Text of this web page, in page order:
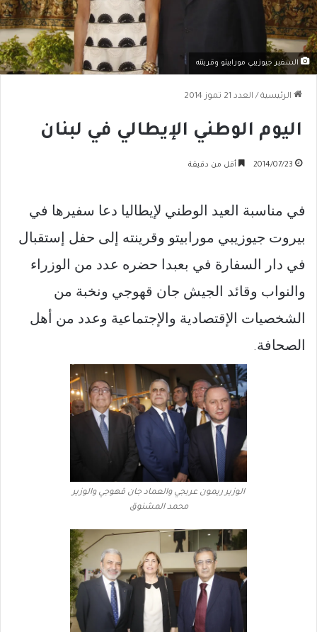
السفير جيوزيبي مورابيتو وقرينته
الرئيسية / العدد 21 تموز 2014
اليوم الوطني الإيطالي في لبنان
2014/07/23 أقل من دقيقة
في مناسبة العيد الوطني لإيطاليا دعا سفيرها في
بيروت جيوزيبي مورابيتو وقرينته إلى حفل إستقبال
في دار السفارة في بعبدا حضره عدد من الوزراء
والنواب وقائد الجيش جان قهوجي ونخبة من
الشخصيات الإقتصادية والإجتماعية وعدد من أهل
الصحافة.
الوزير ريمون عربجي والعماد جان قهوجي والوزير
محمد المشنوق